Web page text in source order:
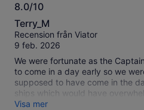
av
den
här
aktiviteten.
Mer
information
om
våra
verifierade
recensioner
8.0/10
8.0
av
10
Terry_M
Recension från Viator
9 feb. 2026
We were fortunate as the
to come in a day early so we
supposed to have come in the
ships which would have
weather the next day prevented
Visa mer